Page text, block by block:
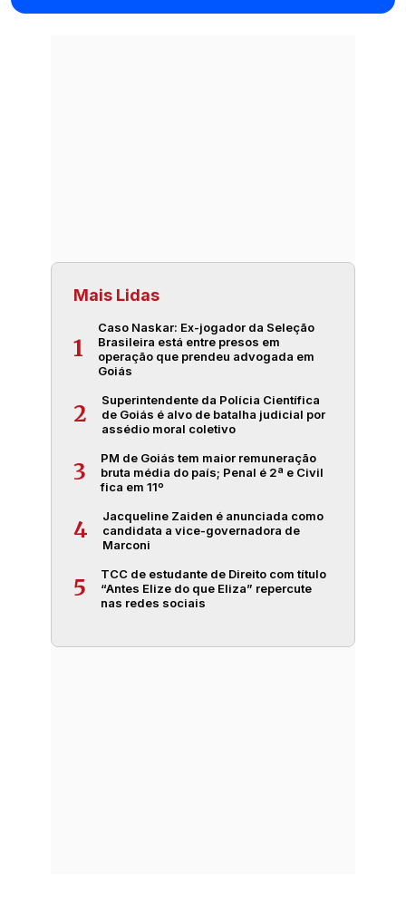
Mais Lidas
1
Caso Naskar: Ex-jogador da Seleção
Brasileira está entre presos em
operação que prendeu advogada em
Goiás
2
Superintendente da Polícia Científica
de Goiás é alvo de batalha judicial por
assédio moral coletivo
3
PM de Goiás tem maior remuneração
bruta média do país; Penal é 2ª e Civil
fica em 11º
4
Jacqueline Zaiden é anunciada como
candidata a vice-governadora de
Marconi
5
TCC de estudante de Direito com título
“Antes Elize do que Eliza” repercute
nas redes sociais